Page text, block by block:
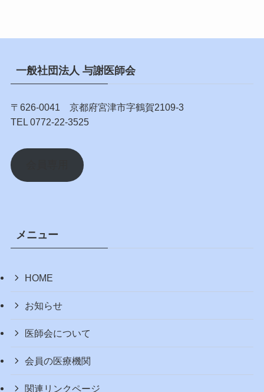
一般社団法人 与謝医師会
〒626-0041 京都府宮津市字鶴賀2109-3
TEL 0772-22-3525
メニュー
HOME
お知らせ
医師会について
会員の医療機関
関連リンクページ